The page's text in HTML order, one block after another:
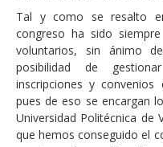
Tal y como se resalto
congreso ha sido
voluntarios, sin ánimo
posibilidad de
inscripciones y convenios
pues de eso se encargan
Universidad Politécnica de
que hemos conseguido el